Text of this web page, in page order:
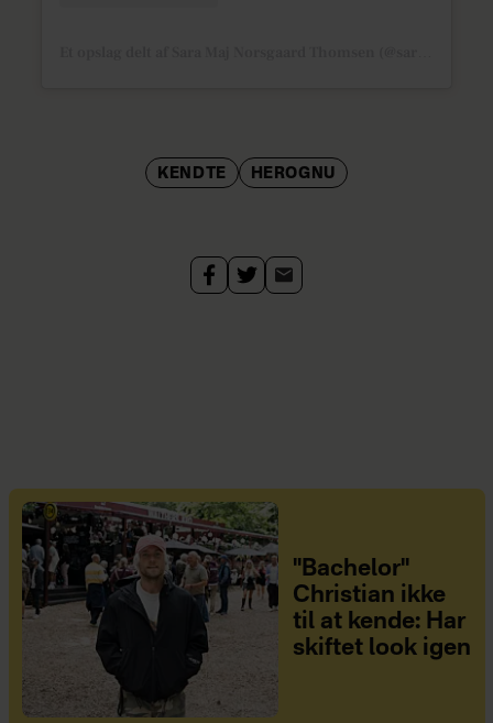
KENDTE HEROGNU
"Bachelor"
Christian ikke
til at kende: Har
skiftet look igen